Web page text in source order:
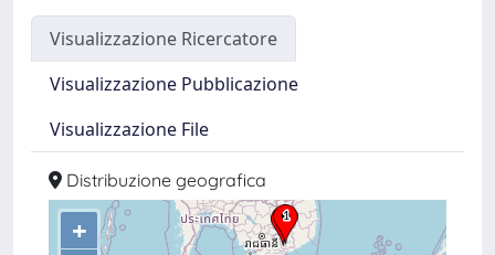
Visualizzazione Ricercatore
Visualizzazione Pubblicazione
Visualizzazione File
Distribuzione geografica
+